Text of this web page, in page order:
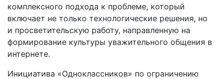
комплексного подхода к проблеме, который
включает не только технологические решения, но
и просветительскую работу, направленную на
формирование культуры уважительного общения в
интернете.
Инициатива «Одноклассников» по ограничению